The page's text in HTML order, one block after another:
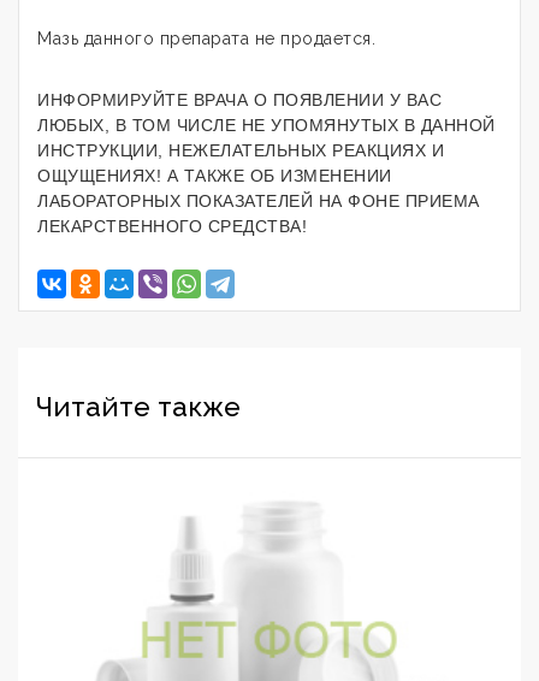
Мазь данного препарата не продается.
ИНФОРМИРУЙТЕ ВРАЧА О ПОЯВЛЕНИИ У ВАС
ЛЮБЫХ, В ТОМ ЧИСЛЕ НЕ УПОМЯНУТЫХ В ДАННОЙ
ИНСТРУКЦИИ, НЕЖЕЛАТЕЛЬНЫХ РЕАКЦИЯХ И
ОЩУЩЕНИЯХ! А ТАКЖЕ ОБ ИЗМЕНЕНИИ
ЛАБОРАТОРНЫХ ПОКАЗАТЕЛЕЙ НА ФОНЕ ПРИЕМА
ЛЕКАРСТВЕННОГО СРЕДСТВА!
Читайте также